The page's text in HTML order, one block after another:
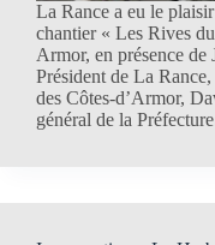
La Rance a eu le
chantier « Les Rives
Armor, en présence
Président de La
des Côtes-d’Armor,
général de la